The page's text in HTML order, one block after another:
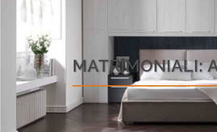
MATRIMONIALI: